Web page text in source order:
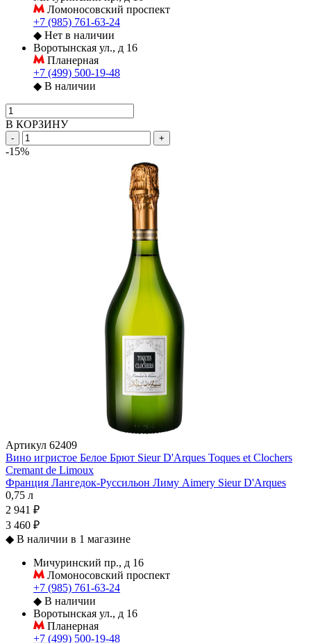
Ломоносовский проспект
+7 (985) 761-63-24
◆ Нет в наличии
Воротынская ул., д 16
Планерная
+7 (499) 500-19-48
◆ В наличии
В КОРЗИНУ
- +
-15%
Артикул 62409
Вино игристое Белое Брют Sieur D'Arques Toques et Clochers
Cremant de Limoux
Франция Лангедок-Руссильон Лиму Aimery Sieur D'Arques
0,75 л
2 941 ₽
3 460 ₽
◆ В наличии в 1 магазине
Мичуринский пр., д 16
Ломоносовский проспект
+7 (985) 761-63-24
◆ В наличии
Воротынская ул., д 16
Планерная
+7 (499) 500-19-48